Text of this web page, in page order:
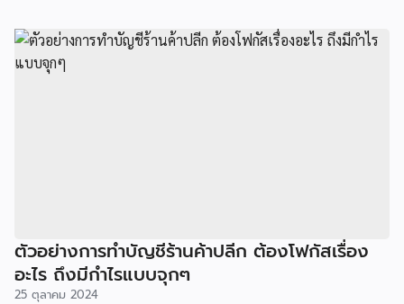
ตัวอย่างการทำบัญชีร้านค้าปลีก ต้องโฟกัสเรื่อง
อะไร ถึงมีกำไรแบบจุกๆ
25 ตุลาคม 2024